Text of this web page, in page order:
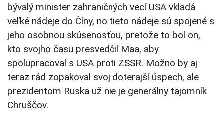
bývalý minister zahraničných vecí USA vkladá
veľké nádeje do Číny, no tieto nádeje sú spojené s
jeho osobnou skúsenosťou, pretože to bol on,
kto svojho času presvedčil Maa, aby
spolupracoval s USA proti ZSSR. Možno by aj
teraz rád zopakoval svoj doterajší úspech, ale
prezidentom Ruska už nie je generálny tajomník
Chruščov.